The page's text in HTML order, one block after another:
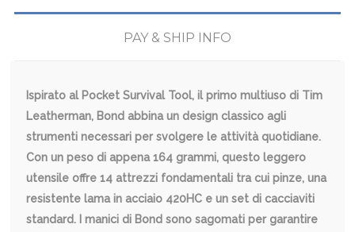
PAY & SHIP INFO
Ispirato al Pocket Survival Tool, il primo multiuso di Tim
Leatherman, Bond abbina un design classico agli
strumenti necessari per svolgere le attività quotidiane.
Con un peso di appena 164 grammi, questo leggero
utensile offre 14 attrezzi fondamentali tra cui pinze, una
resistente lama in acciaio 420HC e un set di cacciaviti
standard. I manici di Bond sono sagomati per garantire